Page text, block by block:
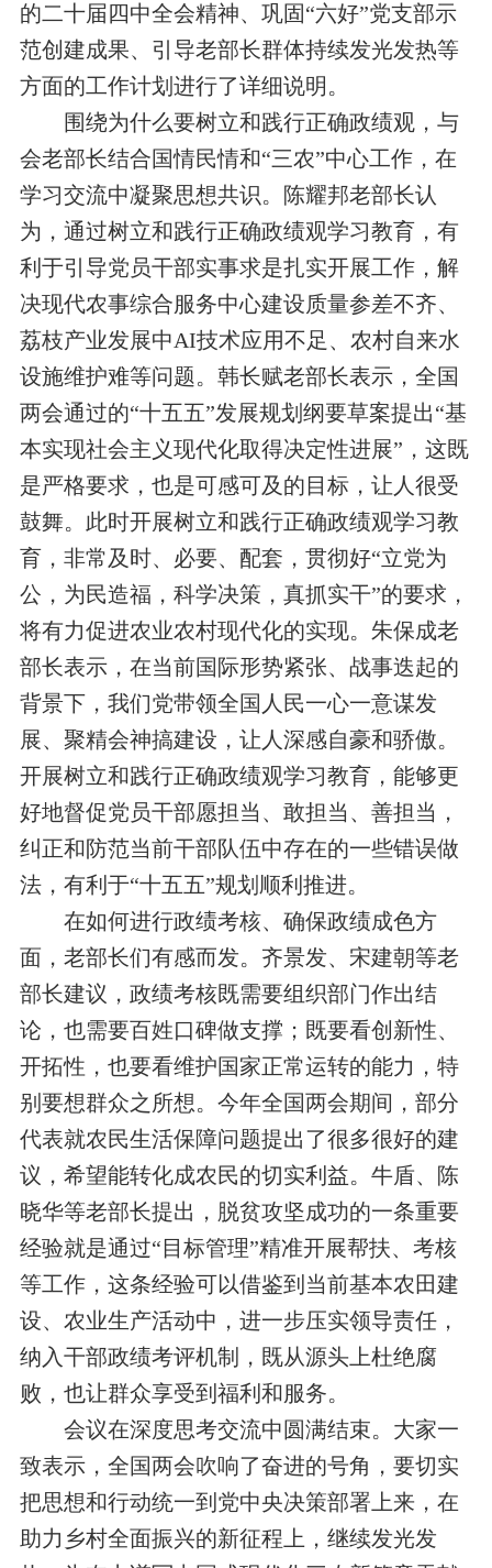
的二十届四中全会精神、巩固“六好”党支部示
范创建成果、引导老部长群体持续发光发热等
方面的工作计划进行了详细说明。
围绕为什么要树立和践行正确政绩观，与
会老部长结合国情民情和“三农”中心工作，在
学习交流中凝聚思想共识。 陈耀邦老部长认
为，通过树立和践行正确政绩观学习教育，有
利于引导党员干部实事求是扎实开展工作，解
决现代农事综合服务中心建设质量参差不齐、
荔枝产业发展中AI技术应用不足、 农村自来水
设施维护难等问题。 韩长赋老部长表示，全国
两会通过的“十五五”发展规划纲要草案提出“基
本实现社会主义现代化取得决定性进展”，这既
是严格要求，也是可感可及的目标，让人很受
鼓舞。 此时开展树立和践行正确政绩观学习教
育，非常及时、必要、配套，贯彻好“立党为
公，为民造福，科学决策，真抓实干”的要求，
将有力促进农业农村现代化的实现。 朱保成老
部长表示，在当前国际形势紧张、战事迭起的
背景下， 我们党带领全国人民一心一意谋发
展、 聚精会神搞建设，让人深感自豪和骄傲。
开展树立和践行正确政绩观学习教育， 能够更
好地督促党员干部愿担当、敢担当、善担当，
纠正和防范当前干部队伍中存在的一些错误做
法， 有利于“十五五”规划顺利推进。
在如何进行政绩考核、确保政绩成色方
面， 老部长们有感而发。 齐景发、宋建朝等老
部长建议， 政绩考核既需要组织部门作出结
论，也需要百姓口碑做支撑；既要看创新性、
开拓性，也要看维护国家正常运转的能力 ， 特
别要想群众之所想。 今年全国两会期间，部分
代表就农民生活保障问题提出了很多很好的建
议，希望能转化成农民的切实利益。 牛盾、 陈
晓华等老部长提出，脱贫攻坚成功的一条重要
经验就是通过“ 目标管理”精准开展帮扶、考核
等工作， 这条经验可以借鉴到 当前基本农田建
设、农业生产活动中，进一步压实领导责任，
纳入干部政绩考评机制，既从源头上杜绝腐
败 ，也让群众享受到福利和服务。
会议在深度思考交流中圆满结束。大家一
致表示，全国两会吹响了奋进的号角， 要切实
把思想和行动统一到 党中央决策部署上来，在
助力乡村全面振兴的新征程上，继续发光发